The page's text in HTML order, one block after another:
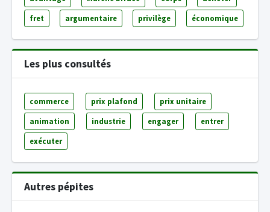
fret argumentaire privilège économique
Les plus consultés
commerce prix plafond prix unitaire
animation industrie engager entrer
exécuter
Autres pépites